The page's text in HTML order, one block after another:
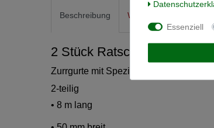
Beschreibung Weitere Details
2 Stück Ratschen-Zurrgurt
Zurrgurte mit Spezialhaken
2-teilig
• 8 m lang
Essenziell